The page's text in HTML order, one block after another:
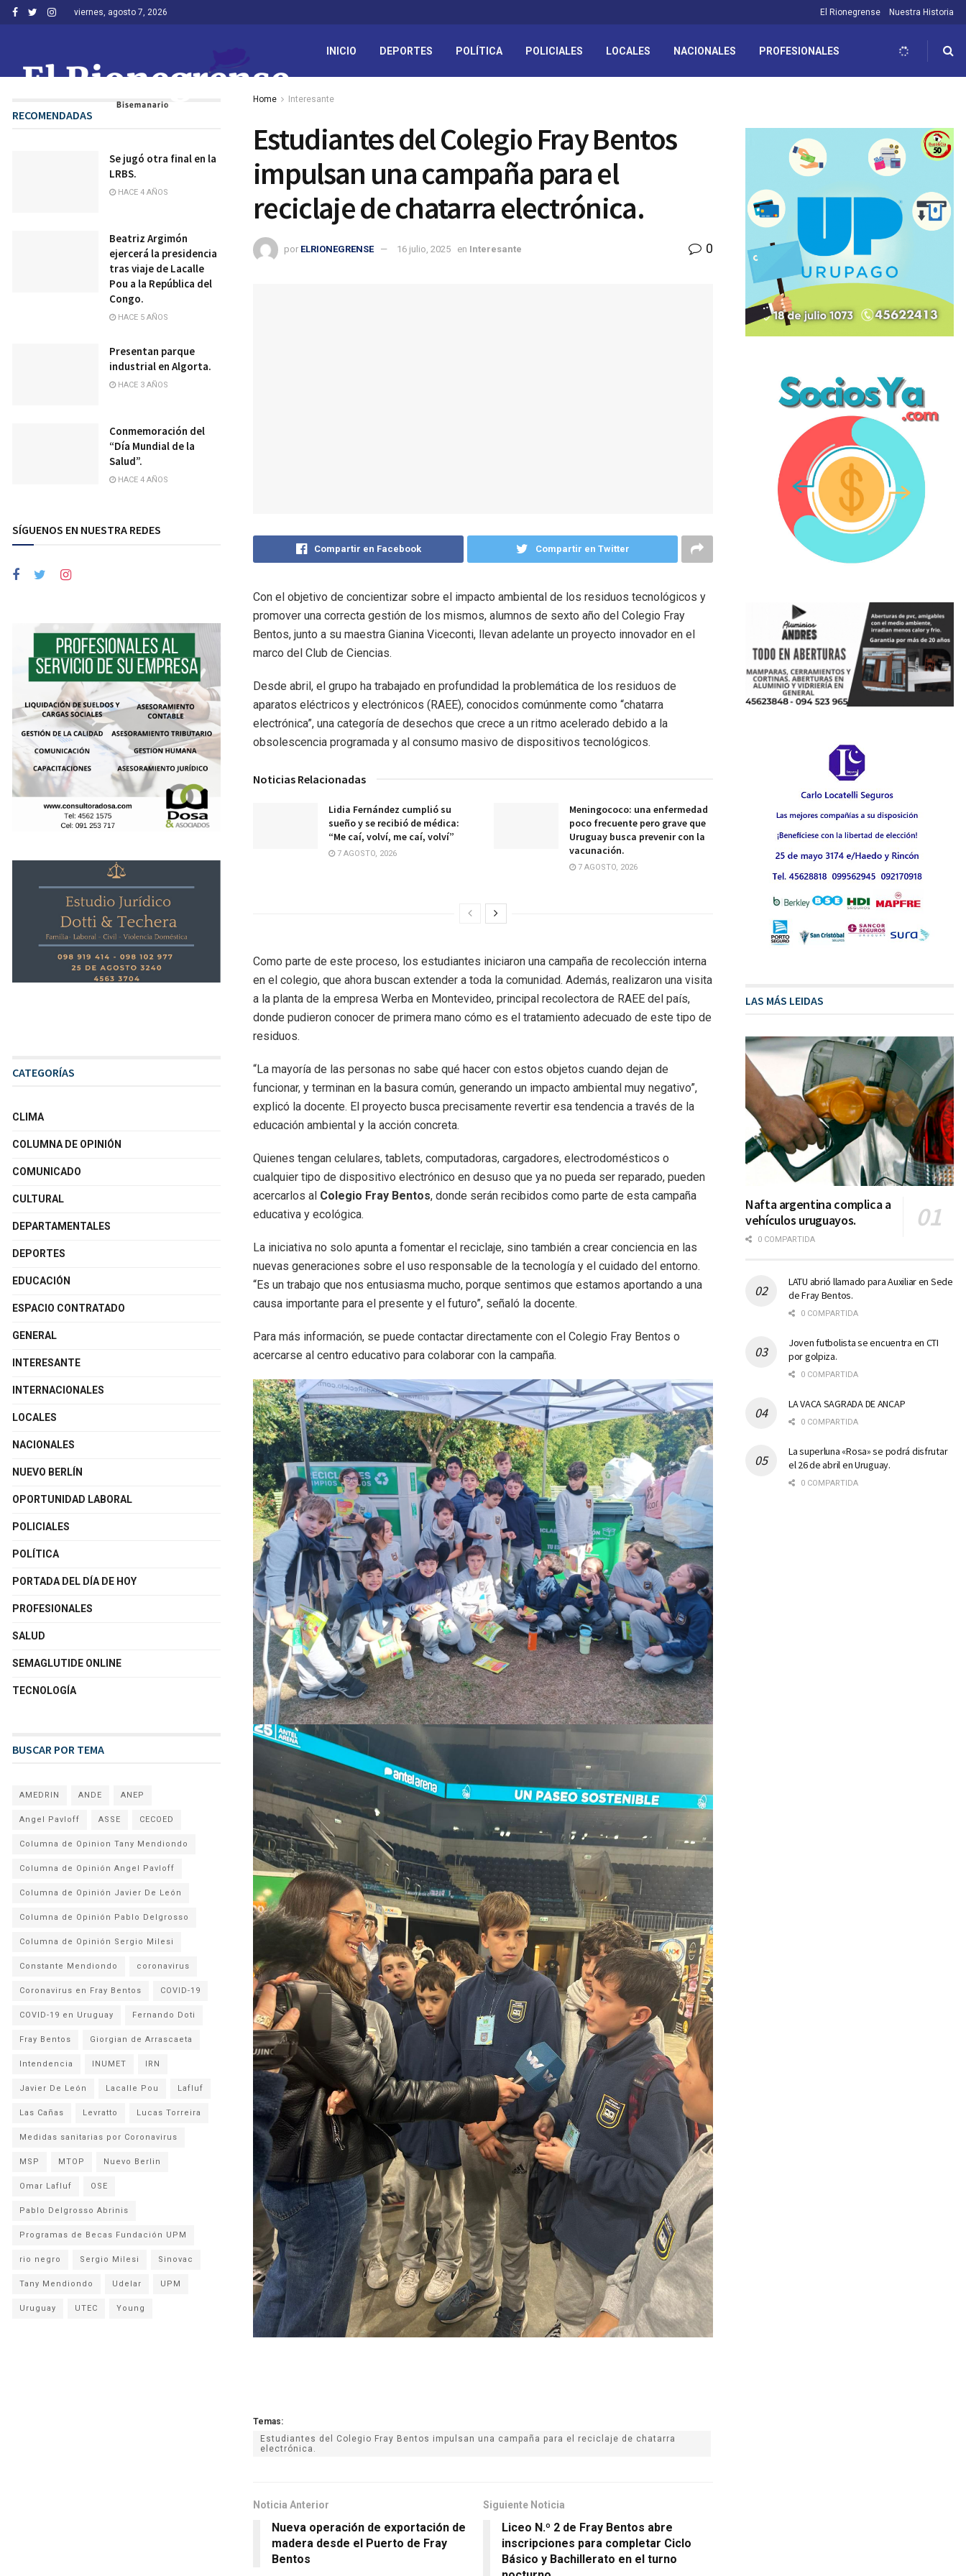
viernes, agosto 7, 2026 El Rionegrense Nuestra Historia
INICIO DEPORTES POLÍTICA POLICIALES LOCALES NACIONALES PROFESIONALES
Home Interesante
Estudiantes del Colegio Fray Bentos
impulsan una campaña para el
reciclaje de chatarra electrónica.
por ELRIONEGRENSE 16 julio, 2025 en Interesante 0
Compartir en Facebook Compartir en Twitter
Con el objetivo de concientizar sobre el impacto ambiental de los residuos tecnológicos y
promover una correcta gestión de los mismos, alumnos de sexto año del Colegio Fray
Bentos, junto a su maestra Gianina Viceconti, llevan adelante un proyecto innovador en el
marco del Club de Ciencias.
Desde abril, el grupo ha trabajado en profundidad la problemática de los residuos de
aparatos eléctricos y electrónicos (RAEE), conocidos comúnmente como “chatarra
electrónica”, una categoría de desechos que crece a un ritmo acelerado debido a la
obsolescencia programada y al consumo masivo de dispositivos tecnológicos.
Noticias Relacionadas
Lidia Fernández cumplió su
sueño y se recibió de médica:
“Me caí, volví, me caí, volví”
7 AGOSTO, 2026
Meningococo: una enfermedad
poco frecuente pero grave que
Uruguay busca prevenir con la
vacunación.
7 AGOSTO, 2026
Como parte de este proceso, los estudiantes iniciaron una campaña de recolección interna
en el colegio, que ahora buscan extender a toda la comunidad. Además, realizaron una visita
a la planta de la empresa Werba en Montevideo, principal recolectora de RAEE del país,
donde pudieron conocer de primera mano cómo es el tratamiento adecuado de este tipo de
residuos.
“La mayoría de las personas no sabe qué hacer con estos objetos cuando dejan de
funcionar, y terminan en la basura común, generando un impacto ambiental muy negativo”,
explicó la docente. El proyecto busca precisamente revertir esa tendencia a través de la
educación ambiental y la acción concreta.
Quienes tengan celulares, tablets, computadoras, cargadores, electrodomésticos o
cualquier tipo de dispositivo electrónico en desuso que ya no pueda ser reparado, pueden
acercarlos al Colegio Fray Bentos, donde serán recibidos como parte de esta campaña
educativa y ecológica.
La iniciativa no solo apunta a fomentar el reciclaje, sino también a crear conciencia en las
nuevas generaciones sobre el uso responsable de la tecnología y el cuidado del entorno.
“Es un trabajo que nos entusiasma mucho, porque sentimos que estamos aportando a una
causa importante para el presente y el futuro”, señaló la docente.
Para más información, se puede contactar directamente con el Colegio Fray Bentos o
acercarse al centro educativo para colaborar con la campaña.
Temas:
Estudiantes del Colegio Fray Bentos impulsan una campaña para el reciclaje de chatarra
electrónica.
Noticia Anterior
Nueva operación de exportación de
madera desde el Puerto de Fray
Bentos
Siguiente Noticia
Liceo N.º 2 de Fray Bentos abre
inscripciones para completar Ciclo
Básico y Bachillerato en el turno
RECOMENDADAS
Se jugó otra final en la
LRBS.
HACE 4 AÑOS
Beatriz Argimón
ejercerá la presidencia
tras viaje de Lacalle
Pou a la República del
Congo.
HACE 5 AÑOS
Presentan parque
industrial en Algorta.
HACE 3 AÑOS
Conmemoración del
“Día Mundial de la
Salud”.
HACE 4 AÑOS
SÍGUENOS EN NUESTRA REDES
CATEGORÍAS
CLIMA
COLUMNA DE OPINIÓN
COMUNICADO
CULTURAL
DEPARTAMENTALES
DEPORTES
EDUCACIÓN
ESPACIO CONTRATADO
GENERAL
INTERESANTE
INTERNACIONALES
LOCALES
NACIONALES
NUEVO BERLÍN
OPORTUNIDAD LABORAL
POLICIALES
POLÍTICA
PORTADA DEL DÍA DE HOY
PROFESIONALES
SALUD
SEMAGLUTIDE ONLINE
TECNOLOGÍA
BUSCAR POR TEMA
AMEDRIN ANDE ANEP
Angel Pavloff ASSE CECOED
Columna de Opinion Tany Mendiondo
Columna de Opinión Angel Pavloff
Columna de Opinión Javier De León
Columna de Opinión Pablo Delgrosso
Columna de Opinión Sergio Milesi
Constante Mendiondo coronavirus
Coronavirus en Fray Bentos COVID-19
COVID-19 en Uruguay Fernando Doti
Fray Bentos Giorgian de Arrascaeta
Intendencia INUMET IRN
Javier De León Lacalle Pou Lafluf
Las Cañas Levratto Lucas Torreira
Medidas sanitarias por Coronavirus
MSP MTOP Nuevo Berlin
Omar Lafluf OSE
Pablo Delgrosso Abrinis
Programas de Becas Fundación UPM
rio negro Sergio Milesi Sinovac
Tany Mendiondo Udelar UPM
Uruguay UTEC Young
LAS MÁS LEIDAS
Nafta argentina complica a
vehículos uruguayos.
0 COMPARTIDA
LATU abrió llamado para Auxiliar en Sede
de Fray Bentos.
0 COMPARTIDA
Joven futbolista se encuentra en CTI
por golpiza.
0 COMPARTIDA
LA VACA SAGRADA DE ANCAP
0 COMPARTIDA
La superluna «Rosa» se podrá disfrutar
el 26 de abril en Uruguay.
0 COMPARTIDA